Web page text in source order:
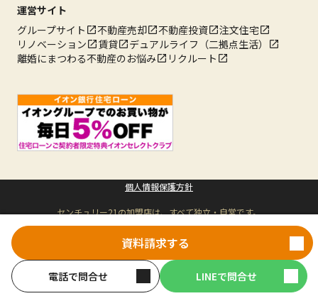
資料請求する
電話で問合せ LINEで問合せ
運営サイト
グループサイト
不動産売却 不動産投資
注文住宅
リノベーション
賃貸
デュアルライフ（二拠点生活）
離婚にまつわる不動産のお悩み
リクルート
個人情報保護方針
センチュリー21の加盟店は、すべて独立・自営です。
Copyright © ハウスウェル 株式会社
All rights reserved.